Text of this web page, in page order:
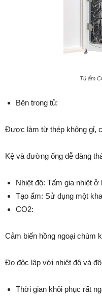
Tủ ấm
Bên trong tủ:
Được làm từ thép không gỉ,
Kệ và đường ống dễ dàng
Nhiệt độ: Tấm gia nhiệt
Tạo ẩm: Sử dụng một
CO2:
Cảm biến hồng ngoại chùm
Đo độc lập với nhiệt độ và
Thời gian khôi phục rất